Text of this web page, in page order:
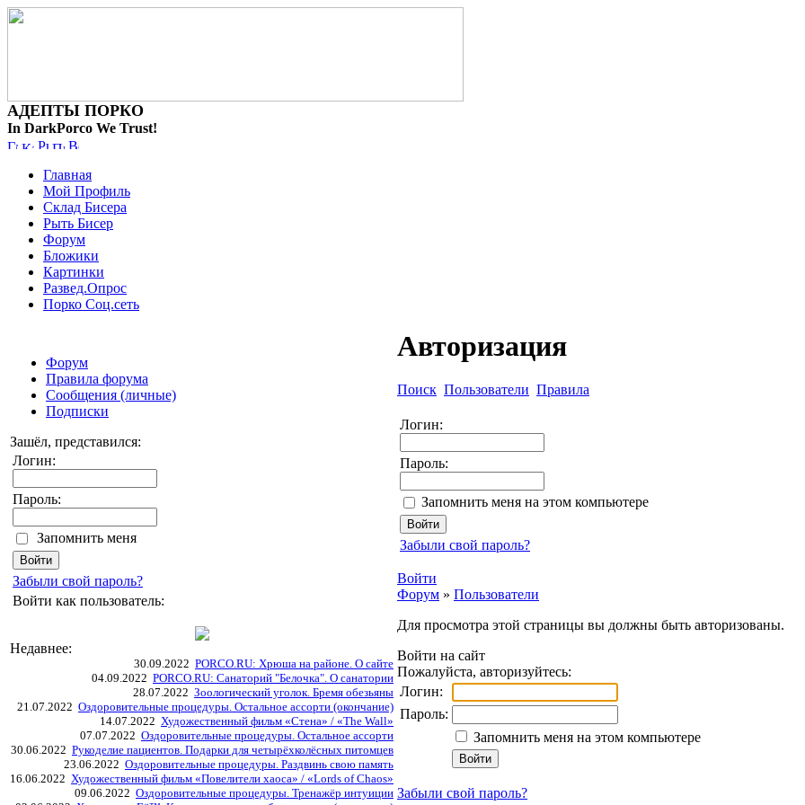
АДЕПТЫ ПОРКО
In DarkPorco We Trust!
Главная
Мой Профиль
Склад Бисера
Рыть Бисер
Форум
Бложики
Картинки
Развед.Опрос
Порко Соц.сеть
Форум
Правила форума
Сообщения (личные)
Подписки
Зашёл, представился:
Логин:
Пароль:
Запомнить меня
Забыли свой пароль?
Войти как пользователь:
Недавнее:
30.09.2022 PORCO.RU: Хрюша на районе. О сайте
04.09.2022 PORCO.RU: Санаторий "Белочка". О санатории
28.07.2022 Зоологический уголок. Бремя обезьяны
21.07.2022 Оздоровительные процедуры. Остальное ассорти (окончание)
14.07.2022 Художественный фильм «Стена» / «The Wall»
07.07.2022 Оздоровительные процедуры. Остальное ассорти
30.06.2022 Рукоделие пациентов. Подарки для четырёхколёсных питомцев
23.06.2022 Оздоровительные процедуры. Раздвинь свою память
16.06.2022 Художественный фильм «Повелители хаоса» / «Lords of Chaos»
09.06.2022 Оздоровительные процедуры. Тренажёр интуиции
Авторизация
Поиск Пользователи Правила
Логин:
Пароль:
Запомнить меня на этом компьютере
Забыли свой пароль?
Войти
Форум » Пользователи
Для просмотра этой страницы вы должны быть авторизованы.
Войти на сайт
Пожалуйста, авторизуйтесь:
Логин:
Пароль:
Запомнить меня на этом компьютере
Забыли свой пароль?